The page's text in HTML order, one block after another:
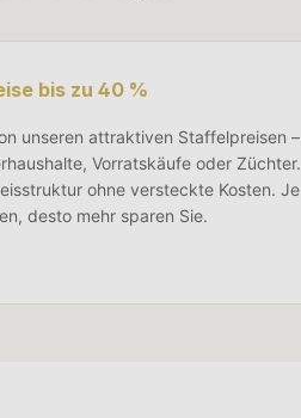
bis zu 40 %
unseren attraktiven Staffelpreisen –
Vorratskäufe oder Züchter.
ohne versteckte Kosten. Je
desto mehr sparen Sie.